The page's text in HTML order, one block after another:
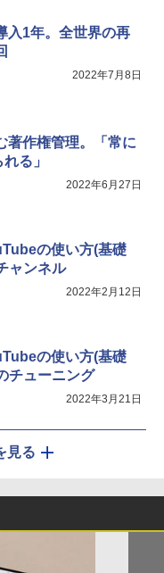
入1年。全世界の再
2022年7月8日
著作権管理。「常に
る」
2022年6月27日
の使い方(基礎
ャンネル
2022年2月12日
の使い方(基礎
チューニング
2022年3月21日
見る